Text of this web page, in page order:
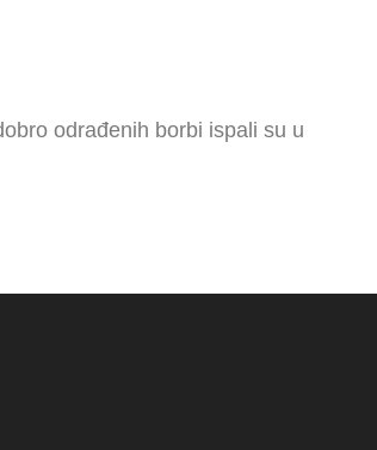
odrađenih borbi ispali su u